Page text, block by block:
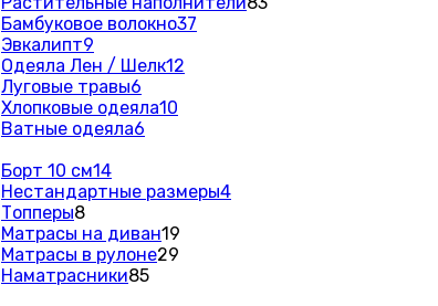
Бамбуковое волокно37
Эвкалипт9
Одеяла Лен / Шелк12
Луговые травы6
Хлопковые одеяла10
Ватные одеяла6
Борт 10 см14
Нестандартные размеры4
Топперы8
Матрасы на диван19
Матрасы в рулоне29
Наматрасники85